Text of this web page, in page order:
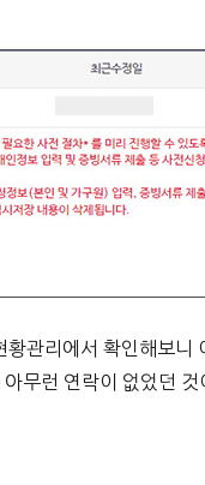
관리에서 확인해보
무런 연락이 없었던 것